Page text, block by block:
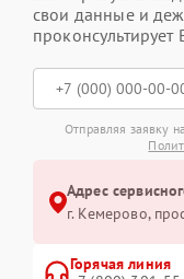
свои данные и
проконсультирует
Отправляя заявку
Адрес
г. Кемерово,
Горячая линия